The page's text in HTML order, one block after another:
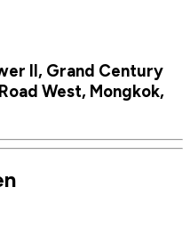
II, Grand Century
West, Mongkok,